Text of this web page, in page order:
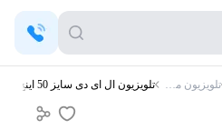
تلویزیون مجیک تلویزیون ال ای دی سایز 50 اینچ مجیک مدل MH50K3120 هوشمند کیفیت تصویر FHD سیستم عامل اندروید